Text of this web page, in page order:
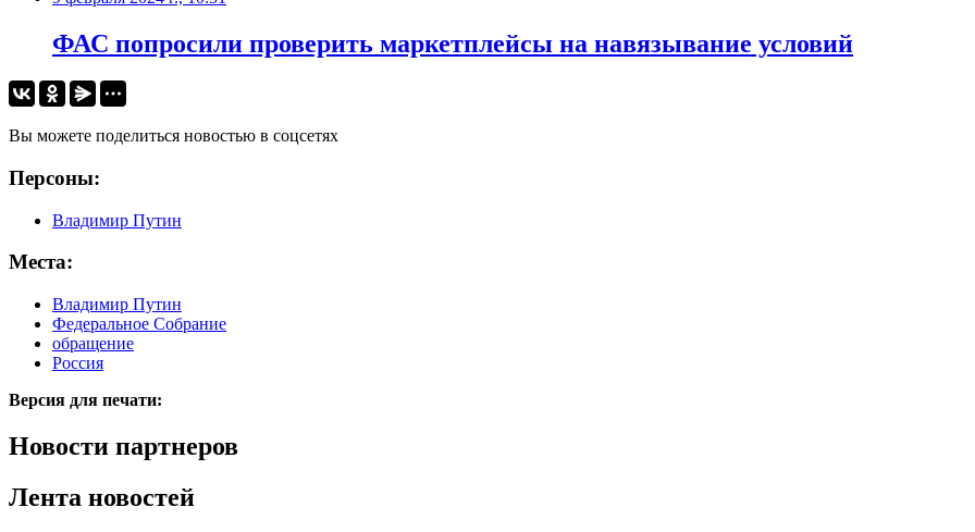
ФАС попросили проверить маркетплейсы на навязывание условий
Вы можете поделиться новостью в соцсетях
Персоны:
Владимир Путин
Места:
Владимир Путин
Федеральное Собрание
обращение
Россия
Версия для печати:
Новости партнеров
Лента новостей